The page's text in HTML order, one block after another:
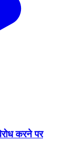
करने पर